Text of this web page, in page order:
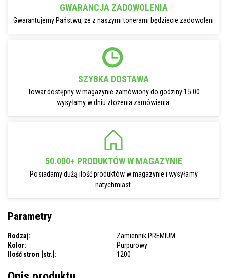
GWARANCJA ZADOWOLENIA
Gwarantujemy Państwu, że z naszymi tonerami będziecie zadowoleni
SZYBKA DOSTAWA
Towar dostępny w magazynie zamówiony do godziny 15:00
wysyłamy w dniu złożenia zamówienia.
50.000+ PRODUKTÓW W MAGAZYNIE
Posiadamy dużą ilość produktów w magazynie i wysyłamy
natychmiast.
Parametry
Rodzaj:
Zamiennik PREMIUM
Kolor:
Purpurowy
Ilość stron [str.]:
1200